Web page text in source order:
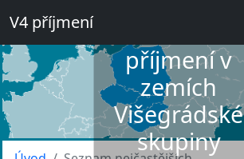
V4 příjmení
příjmení v
zemích
Višegrádské
skupiny